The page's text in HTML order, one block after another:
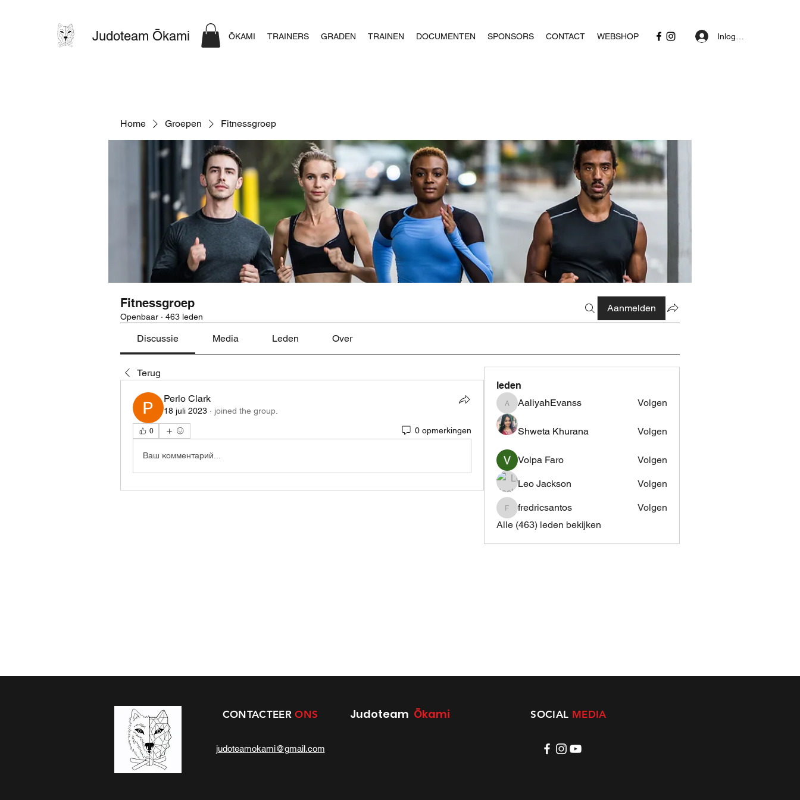
Judoteam Ōkami ŌKAMI TRAINERS GRADEN TRAINEN DOCUMENTEN SPONSORS CONTACT WEBSHOP Inloggen
Home Groepen Fitnessgroep
Fitnessgroep
Openbaar · 463 leden
Aanmelden
Discussie Media Leden Over
Terug
Perlo Clark
18 juli 2023 · joined the group.
0 0 opmerkingen
Ваш комментарий...
leden
AaliyahEvanss
AaliyahEvanss Volgen
Shweta Khurana Volgen
Volpa Faro Volgen
Leo Jackson Volgen
fredricsantos
fredricsantos
Volgen
Alle (463) leden bekijken
Judoteam Ōkami
CONTACTEERONS SOCIAL MEDIA
judoteamokami@gmail.com